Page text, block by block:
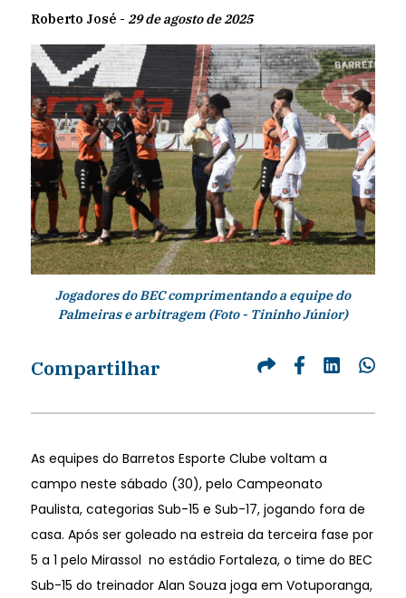
Roberto José - 29 de agosto de 2025
Jogadores do BEC comprimentando a equipe do
Palmeiras e arbitragem (Foto - Tininho Júnior)
Compartilhar
As equipes do Barretos Esporte Clube voltam a
campo neste sábado (30), pelo Campeonato
Paulista, categorias Sub-15 e Sub-17, jogando fora de
casa. Após ser goleado na estreia da terceira fase por
5 a 1 pelo Mirassol no estádio Fortaleza, o time do BEC
Sub-15 do treinador Alan Souza joga em Votuporanga,